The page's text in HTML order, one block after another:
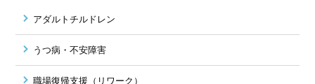
アダルトチルドレン
うつ病・不安障害
職場復帰支援（リワーク）